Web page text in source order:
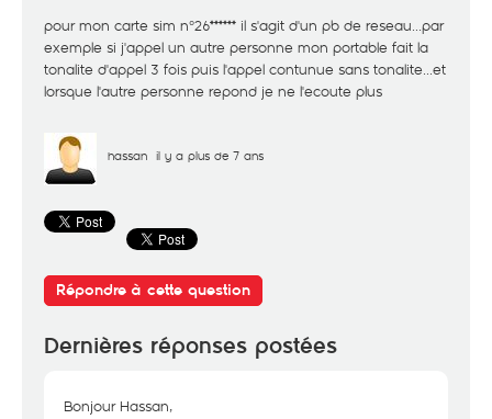
pour mon carte sim n°26****** il s'agit d'un pb de reseau...par
exemple si j'appel un autre personne mon portable fait la
tonalite d'appel 3 fois puis l'appel contunue sans tonalite...et
lorsque l'autre personne repond je ne l'ecoute plus
hassan il y a plus de 7 ans
Répondre à cette question
Dernières réponses postées
Bonjour Hassan,